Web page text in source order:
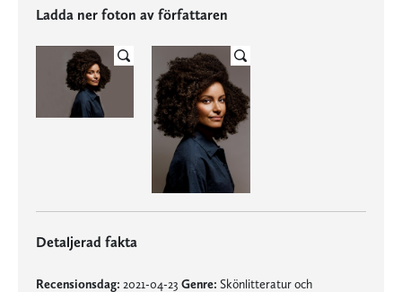
Ladda ner foton av författaren
Detaljerad fakta
Recensionsdag: 2021-04-23 Genre: Skönlitteratur och